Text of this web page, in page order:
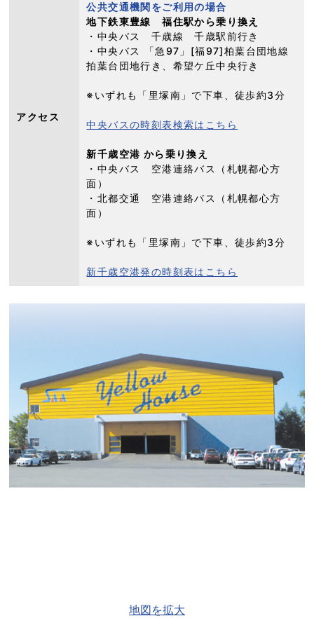
アクセス
公共交通機関をご利用の場合
地下鉄東豊線 福住駅から乗り換え
・中央バス 千歳線 千歳駅前行き
・中央バス 「急97」[福97]柏葉台団地線
拍葉台団地行き、希望ケ丘中央行き
※いずれも「里塚南」で下車、徒歩約3分
中央バスの時刻表検索はこちら
新千歳空港 から乗り換え
・中央バス 空港連絡バス（札幌都心方
面）
・北都交通 空港連絡バス（札幌都心方
面）
※いずれも「里塚南」で下車、徒歩約3分
新千歳空港発の時刻表はこちら
地図を拡大